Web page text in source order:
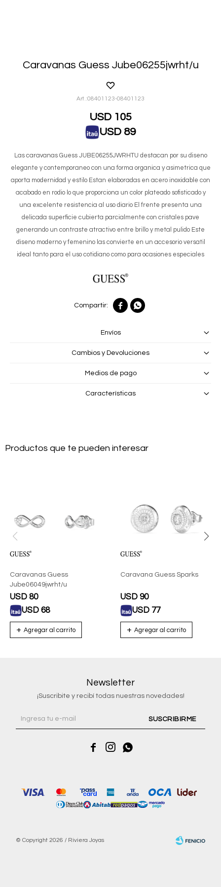
Caravanas Guess Jube06255jwrht/u
08401123-08401123
USD 105
USD 89
Las caravanas Guess JUBE06255JWRHTU destacan por su diseno
elegante y contemporaneo con una forma organica y asimetrica que
aporta modernidad y estilo Estan elaboradas en acero inoxidable con
acabado en rodio lo que proporciona un color plateado sofisticado y
una excelente resistencia al uso diario El frente presenta una
delicada superficie cubierta parcialmente con cristales pave
generando un contraste atractivo entre brillo y metal pulido Este
diseno moderno y femenino las convierte en un accesorio versatil
ideal tanto para el uso cotidiano como para ocasiones especiales
 
Envíos
Cambios y Devoluciones
Medios de pago
Características
Productos que te pueden interesar
Caravanas Guess
Jube06049jwrht/u
USD 80
USD 68
Caravana Guess Sparks
USD 90
USD 77
Newsletter
¡Suscribite y recibí todas nuestras novedades!
SUSCRIBIRME
  
© Copyright 2026 / Riviera Joyas